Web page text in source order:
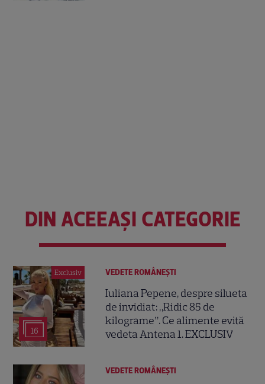
DIN ACEEAȘI CATEGORIE
Exclusiv
16
VEDETE ROMÂNEŞTI
Iuliana Pepene, despre silueta
de invidiat: „Ridic 85 de
kilograme”. Ce alimente evită
vedeta Antena 1. EXCLUSIV
VEDETE ROMÂNEŞTI